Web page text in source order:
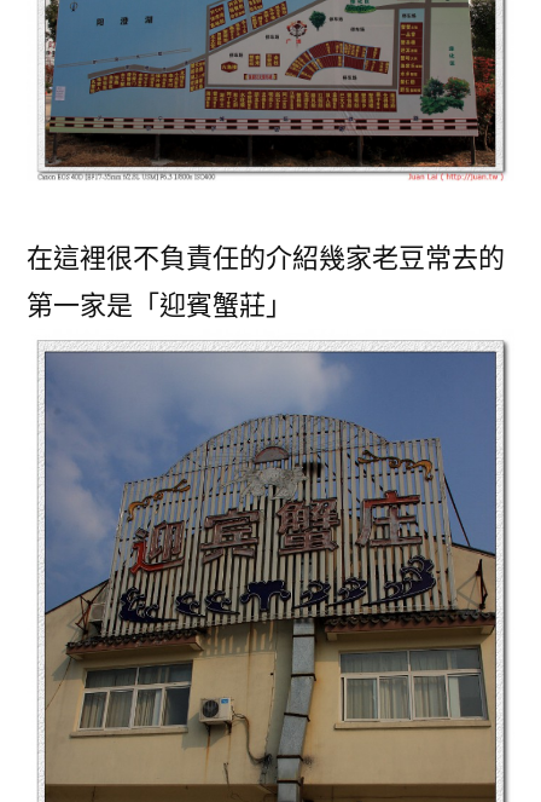
在這裡很不負責任的介紹幾家老豆常去的
第一家是「迎賓蟹莊」